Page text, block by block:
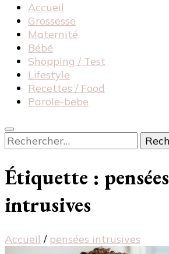
Accueil
Grossesse
Maternité
Bébé
Shopping / Test
Lifestyle
Recettes / Food
Parole-bebe
Rechercher :
Étiquette : pensées
intrusives
Accueil / pensées intrusives